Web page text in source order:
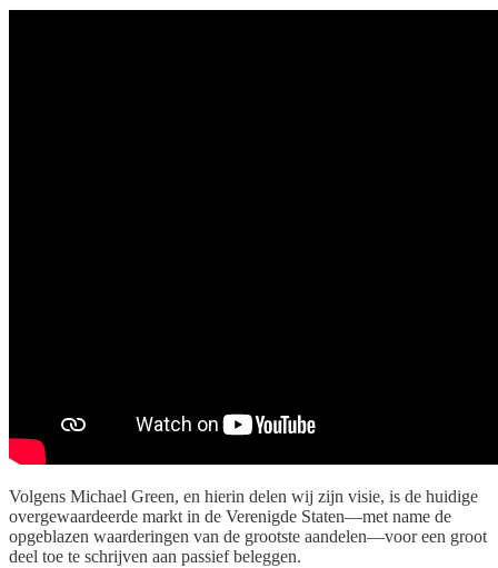
Volgens Michael Green, en hierin delen wij zijn visie, is de huidige
overgewaardeerde markt in de Verenigde Staten—met name de
opgeblazen waarderingen van de grootste aandelen—voor een groot
deel toe te schrijven aan passief beleggen.